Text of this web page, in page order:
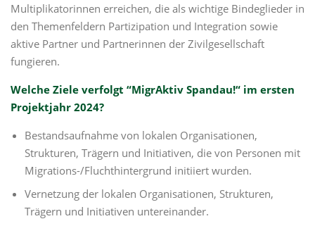
Multiplikatorinnen erreichen, die als wichtige Bindeglieder in
den Themenfeldern Partizipation und Integration sowie
aktive Partner und Partnerinnen der Zivilgesellschaft
fungieren.
Welche Ziele verfolgt “MigrAktiv Spandau!“ im ersten
Projektjahr 2024?
Bestandsaufnahme von lokalen Organisationen,
Strukturen, Trägern und Initiativen, die von Personen mit
Migrations-/Fluchthintergrund initiiert wurden.
Vernetzung der lokalen Organisationen, Strukturen,
Trägern und Initiativen untereinander.